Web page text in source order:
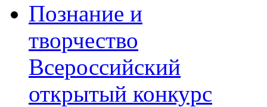
Познание и
творчество
Всероссийский
открытый конкурс